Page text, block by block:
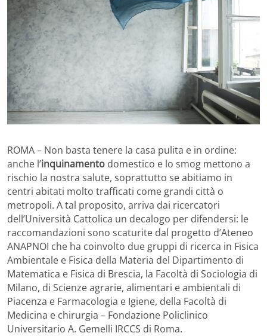
ROMA – Non basta tenere la casa pulita e in ordine:
anche l’inquinamento domestico e lo smog mettono a
rischio la nostra salute, soprattutto se abitiamo in
centri abitati molto trafficati come grandi città o
metropoli. A tal proposito, arriva dai ricercatori
dell’Università Cattolica un decalogo per difendersi: le
raccomandazioni sono scaturite dal progetto d’Ateneo
ANAPNOI che ha coinvolto due gruppi di ricerca in Fisica
Ambientale e Fisica della Materia del Dipartimento di
Matematica e Fisica di Brescia, la Facoltà di Sociologia di
Milano, di Scienze agrarie, alimentari e ambientali di
Piacenza e Farmacologia e Igiene, della Facoltà di
Medicina e chirurgia – Fondazione Policlinico
Universitario A. Gemelli IRCCS di Roma.